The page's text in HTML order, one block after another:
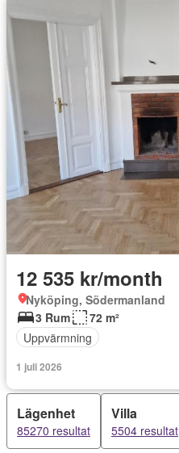
12 535 kr/month
Nyköping, Södermanland
3 Rum
72 m²
Uppvärmning
1 juli 2026
Lägenhet
85270 resultat
Villa
5504 resultat